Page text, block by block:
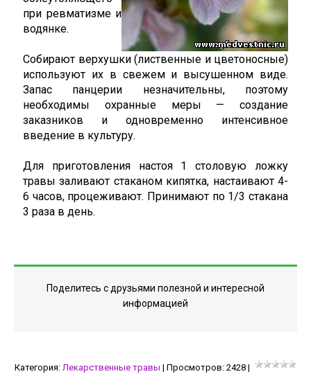
при ревматизме и
водянке.
Собирают верхушки (лиственные и цветоносные)
используют их в свежем и высушенном виде.
Запас панцерии незначительны, поэтому
необходимы охранные меры — создание
заказников и одновременно интенсивное
введение в культуру.
Для приготовления настоя 1 столовую ложку
травы заливают стаканом кипятка, настаивают 4-
6 часов, процеживают. Принимают по 1/3 стакана
3 раза в день.
Поделитесь с друзьями полезной и интересной
информацией
Категория: Лекарственные травы | Просмотров: 2428 |